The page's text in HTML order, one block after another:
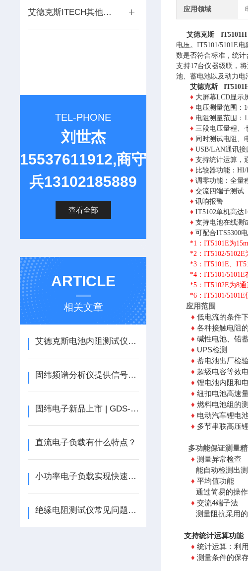
艾德克斯ITECH其他仪器
TEL-PHONE
刘世杰
15537611912,商守
兵13102185889
查看全部
ARTICLE
相关文章
艾德克斯电池内阻测试仪使用方法全解析
固纬频谱分析仪提供信号分析的精密工具
固纬电子新品上市 | GDS-3000A系列 数字存储示波器
直流电子负载有什么特点？
小功率电子负载实现快速负载瞬态测试
绝缘电阻测试仪常见问题解答
应用领域
艾德克斯
电压。IT5101/5101E
数是否符合标准，统
支持17台仪器级联，
池、蓄电池以及动力电
艾德克斯
♦ 大屏幕LCD显示
♦ 电压测量范围：
♦ 电阻测量范围：
♦三段电压量程、
♦ 同时测试电阻、
♦USB/LAN通讯接
♦支持统计运算，
♦ 比较器功能：
♦调零功能：全量
♦交流四端子测试
♦讯响报警
♦IT5102单机高达
♦支持电池在线测
♦可配合ITS5300
*1：IT5101E为
*2：IT5102/5102E
*3：IT5101E、
*4：IT5101/5101E
*5：IT5102E为8通
*6：IT5101/5101E
应用范围
♦低电流的条件
♦各种接触电阻
♦碱性电池、铅
♦ UPS检测
♦蓄电池出厂检
♦ 超级电容等效
♦ 锂电池内阻和
♦ 纽扣电池高速
♦燃料电池组的
♦ 电动汽车锂电
♦ 多节串联高压
多功能保证测量
♦测量异常检查
能自动检测出测试
♦平均值功能
通过简易的操作计
♦交流4端子法
测量阻抗采用的是
支持统计运算功能
♦统计运算：利
♦测量条件的保